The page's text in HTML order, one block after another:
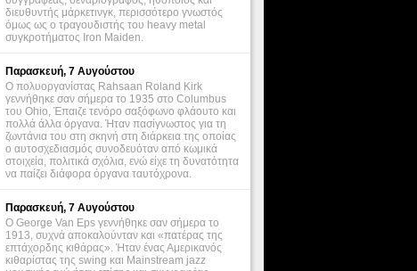
διευθυντής μάρκετινγκ, περισσότερο γνωστός
όμως ως ο τραγουδιστής του heavy metal
συγκροτήματος Iron Maiden.
Παρασκευή, 7 Αυγούστου
Ο πολυοργανίστας Rahsaan Roland Kirk
γεννήθηκε σαν σήμερα το 1935 στο Columbus
του Ohio, Έπαιζε τενόρο σαξόφωνο φλάουτο και
πολλά άλλα όργανα. Ήταν πασίγνωστος για τη
ζωντάνια του στη σκηνή στη διάρκεια της οποίας
ο αυτοσχεδιασμός συνοδευόταν από κωμικά
στοιχεία, πολιτικά σχόλια, ενώ είχε τη δυνατότητα
να παίζει διάφορα όργανα ταυτόχρονα.
Παρασκευή, 7 Αυγούστου
Ο George Van Eps γεννήθηκε σαν σήμερα το
1913, συχνά αποκαλούνταν και «πατέρας της
επτάχορδης κιθάρας». Ήταν ένας Αμερικανός
κιθαρίστας της swing και Mainstream jazz